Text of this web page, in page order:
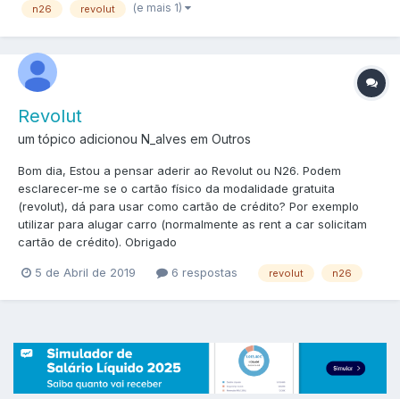
n26 revolut (e mais 1)
Revolut
um tópico adicionou N_alves em Outros
Bom dia, Estou a pensar aderir ao Revolut ou N26. Podem
esclarecer-me se o cartão físico da modalidade gratuita
(revolut), dá para usar como cartão de crédito? Por exemplo
utilizar para alugar carro (normalmente as rent a car solicitam
cartão de crédito). Obrigado
5 de Abril de 2019 6 respostas revolut n26